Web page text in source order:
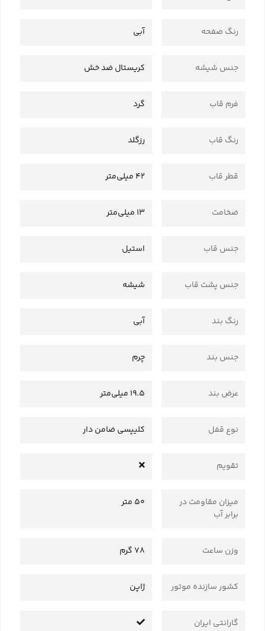
رنگ صفحه آبی
جنس شیشه کریستال ضد خش
فرم قاب گرد
رنگ قاب رزگلد
قطر قاب 42 میلی‌متر
ضخامت 13 میلی‌متر
جنس قاب استیل
جنس پشت قاب شیشه
رنگ بند آبی
جنس بند چرم
عرض بند 19.5 میلی‌متر
نوع قفل کلیپسی ضامن دار
تقویم
میزان مقاومت در
برابر آب
50 متر
وزن ساعت 78 گرم
کشور سازنده موتور ژاپن
گارانتی ایران